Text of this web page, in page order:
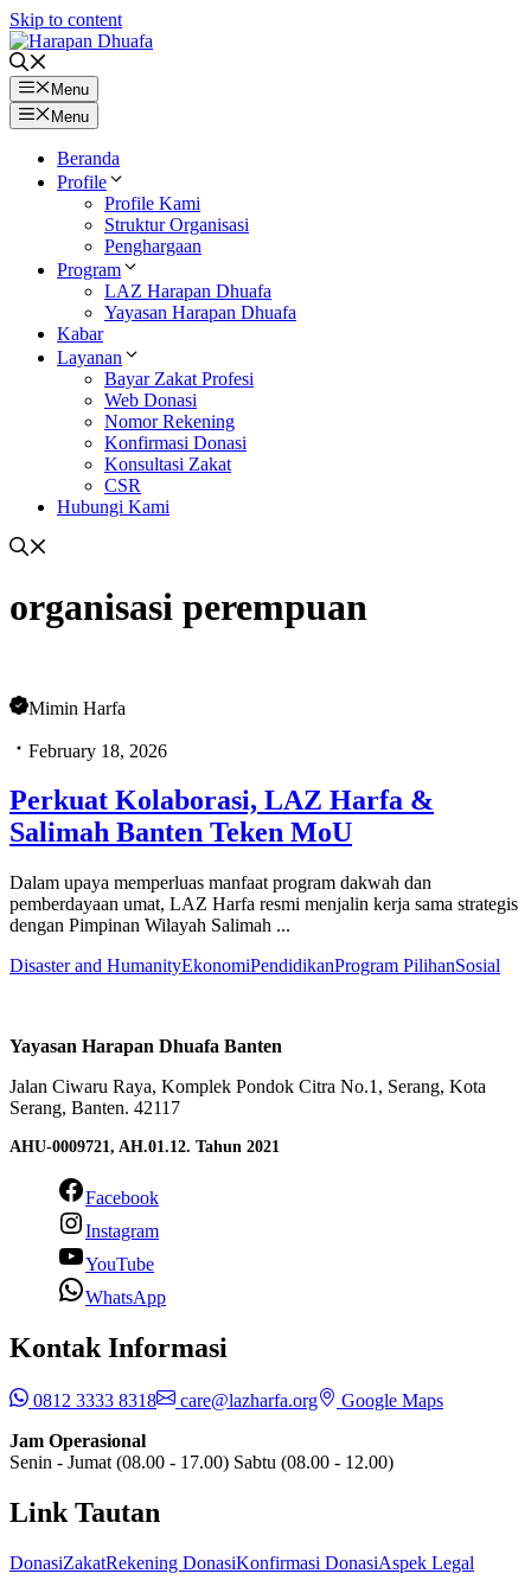
Skip to content
Menu
Menu
Beranda
Profile
Profile Kami
Struktur Organisasi
Penghargaan
Program
LAZ Harapan Dhuafa
Yayasan Harapan Dhuafa
Kabar
Layanan
Bayar Zakat Profesi
Web Donasi
Nomor Rekening
Konfirmasi Donasi
Konsultasi Zakat
CSR
Hubungi Kami
organisasi perempuan
Mimin Harfa
February 18, 2026
Perkuat Kolaborasi, LAZ Harfa &
Salimah Banten Teken MoU
Dalam upaya memperluas manfaat program dakwah dan
pemberdayaan umat, LAZ Harfa resmi menjalin kerja sama strategis
dengan Pimpinan Wilayah Salimah ...
Disaster and HumanityEkonomiPendidikanProgram PilihanSosial
Yayasan Harapan Dhuafa Banten
Jalan Ciwaru Raya, Komplek Pondok Citra No.1, Serang, Kota
Serang, Banten. 42117
AHU-0009721, AH.01.12. Tahun 2021
Facebook
Instagram
YouTube
WhatsApp
Kontak Informasi
0812 3333 8318 care@lazharfa.org
Google Maps
Jam Operasional
Senin - Jumat (08.00 - 17.00) Sabtu (08.00 - 12.00)
Link Tautan
DonasiZakatRekening DonasiKonfirmasi DonasiAspek Legal